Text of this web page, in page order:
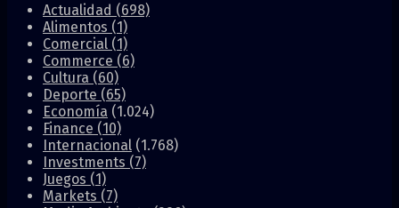
Actualidad (698)
Alimentos (1)
Comercial (1)
Commerce (6)
Cultura (60)
Deporte (65)
Economía (1.024)
Finance (10)
Internacional (1.768)
Investments (7)
Juegos (1)
Markets (7)